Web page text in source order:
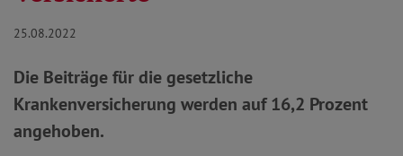
25.08.2022
Die Beiträge für die gesetzliche
Krankenversicherung werden auf 16,2 Prozent
angehoben.